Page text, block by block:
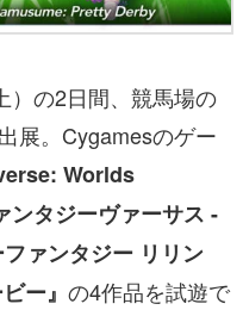
）の2日間、競馬場の
展。Cygamesのゲー
Worlds
タジーヴァーサス -
ァンタジー リリン
ー』 の4作品を試遊で